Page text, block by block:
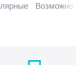
Возможно,